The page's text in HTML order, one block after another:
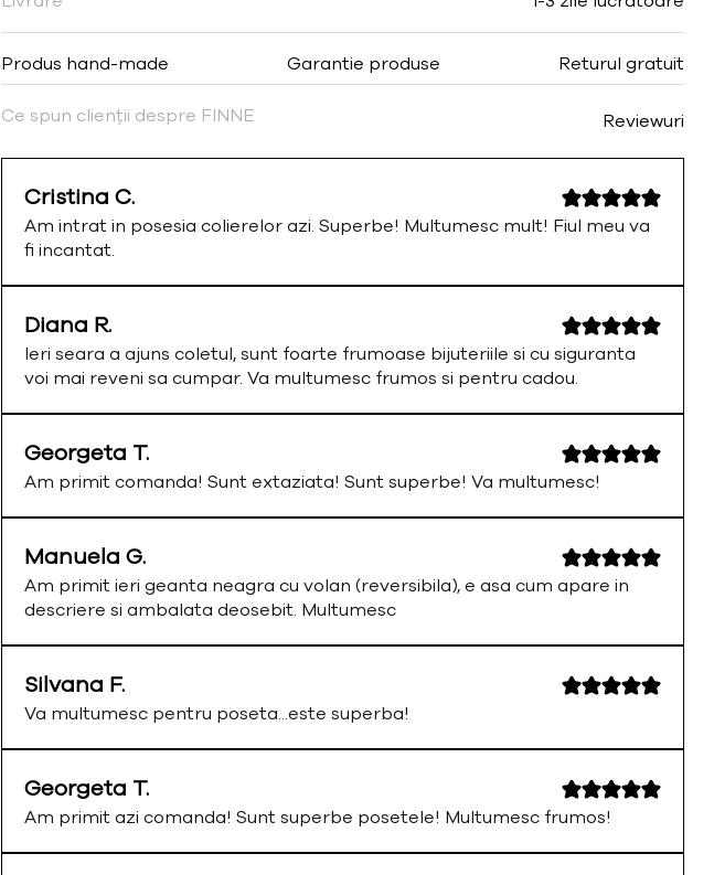
Produs hand-made Garantie produse Returul gratuit
Ce spun clienții despre FINNE Reviewuri
Cristina C.
Am intrat in posesia colierelor azi. Superbe! Multumesc mult! Fiul meu va
fi incantat.
Diana R.
Ieri seara a ajuns coletul, sunt foarte frumoase bijuteriile si cu siguranta
voi mai reveni sa cumpar. Va multumesc frumos si pentru cadou.
Georgeta T.
Am primit comanda! Sunt extaziata! Sunt superbe! Va multumesc!
Manuela G.
Am primit ieri geanta neagra cu volan (reversibila), e asa cum apare in
descriere si ambalata deosebit. Multumesc
Silvana F.
Va multumesc pentru poseta...este superba!
Georgeta T.
Am primit azi comanda! Sunt superbe posetele! Multumesc frumos!